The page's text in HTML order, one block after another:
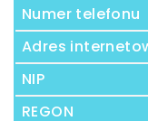
Numer telefonu
Adres
NIP
REGON